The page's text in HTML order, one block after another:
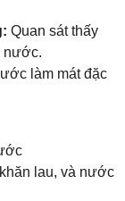
Quan sát thấy
nước.
làm mát đặc
lau, và nước